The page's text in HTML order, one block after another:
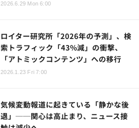
2026.6.29 Mon 6:00
ロイター研究所「2026年の予測」、検
索トラフィック「43%減」の衝撃、
「アトミックコンテンツ」への移行
2026.1.23 Fri 7:00
気候変動報道に起きている「静かな後
退」──関心は高止まり、ニュース接